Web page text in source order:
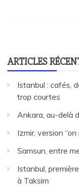
ARTICLES
Istanbul : cafés,
trop courtes
Ankara, au-delà
Izmir, version
Samsun, entre
Istanbul,
à Taksim